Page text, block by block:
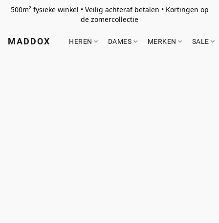
500m² fysieke winkel • Veilig achteraf betalen • Kortingen op
de zomercollectie
MADDOX HEREN DAMES MERKEN SALE